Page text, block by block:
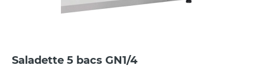
Saladette 5 bacs GN1/4